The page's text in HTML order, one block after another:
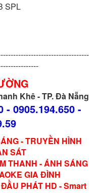
SPL
Khê - TP. Đà Nẵng
- 0905.194.650 -
- TRUYỀN HÌNH
SÁT
THANH - ÁNH SÁNG
GIA ĐÌNH
PHÁT HD - Smart